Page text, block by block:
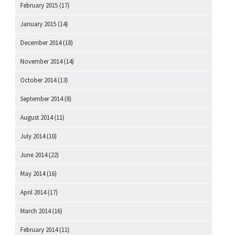
February 2015 (17)
January 2015 (14)
December 2014(18)
November 2014(14)
October 2014(13)
September 2014(8)
August 2014(11)
July 2014(10)
June 2014(22)
May 2014(16)
April 2014(17)
March 2014(16)
February 2014(11)